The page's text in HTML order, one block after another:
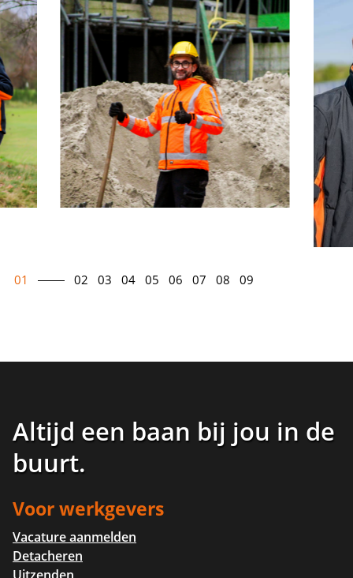
01 02 03 04 05 06 07 08 09
Altijd een baan bij jou in de
buurt.
Voor werkgevers
Vacature aanmelden
Detacheren